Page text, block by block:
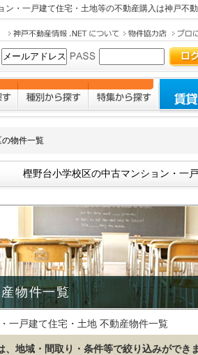
・一戸建て住宅・土地等の不動産購入は神戸不
物件一覧
樫野台小学校区の中古マンション・一
物件一覧
一戸建て住宅・土地 不動産物件一覧
地域・間取り・条件等で絞り込みができま